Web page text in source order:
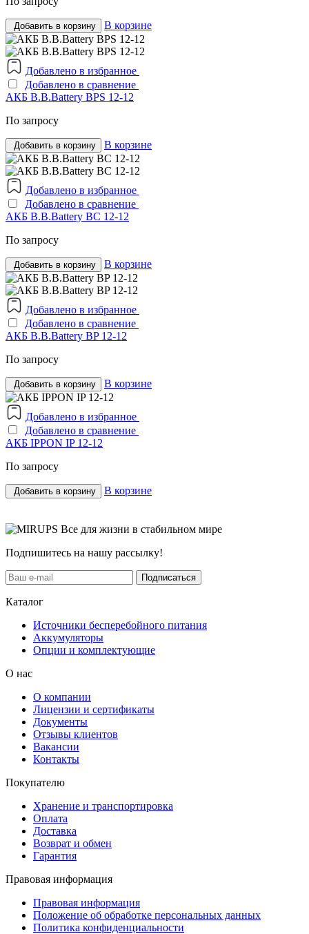
Добавить в корзину В корзине
Добавлено в избранное
Добавлено в сравнение
АКБ B.B.Bаttery BPS 12-12
По запросу
Добавить в корзину В корзине
Добавлено в избранное
Добавлено в сравнение
АКБ B.B.Bаttery BC 12-12
По запросу
Добавить в корзину В корзине
Добавлено в избранное
Добавлено в сравнение
АКБ B.B.Bаttery BP 12-12
По запросу
Добавить в корзину В корзине
Добавлено в избранное
Добавлено в сравнение
АКБ IPPON IP 12-12
По запросу
Добавить в корзину В корзине
Все для жизни в стабильном мире
Подпишитесь на нашу рассылку!
Подписаться
Каталог
Источники бесперебойного питания
Аккумуляторы
Опции и комплектующие
О нас
О компании
Лицензии и сертификаты
Документы
Отзывы клиентов
Вакансии
Контакты
Покупателю
Хранение и транспортировка
Оплата
Доставка
Возврат и обмен
Гарантия
Правовая информация
Правовая информация
Положение об обработке персональных данных
Политика конфиденциальности